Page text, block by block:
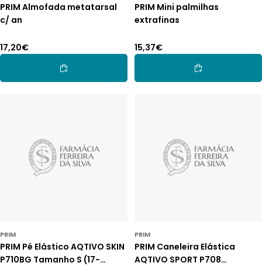
PRIM Almofada metatarsal
c/ an
Preço
normal
17,20€
Adicionar Ao Carrinho
PRIM Mini palmilhas
extrafinas
Preço
normal
15,37€
Adicionar Ao
PRIM
PRIM Pé Elástico AQTIVO SKIN
P710BG Tamanho S (17-
PRIM
PRIM Caneleira Elástica
AQTIVO SPORT P708